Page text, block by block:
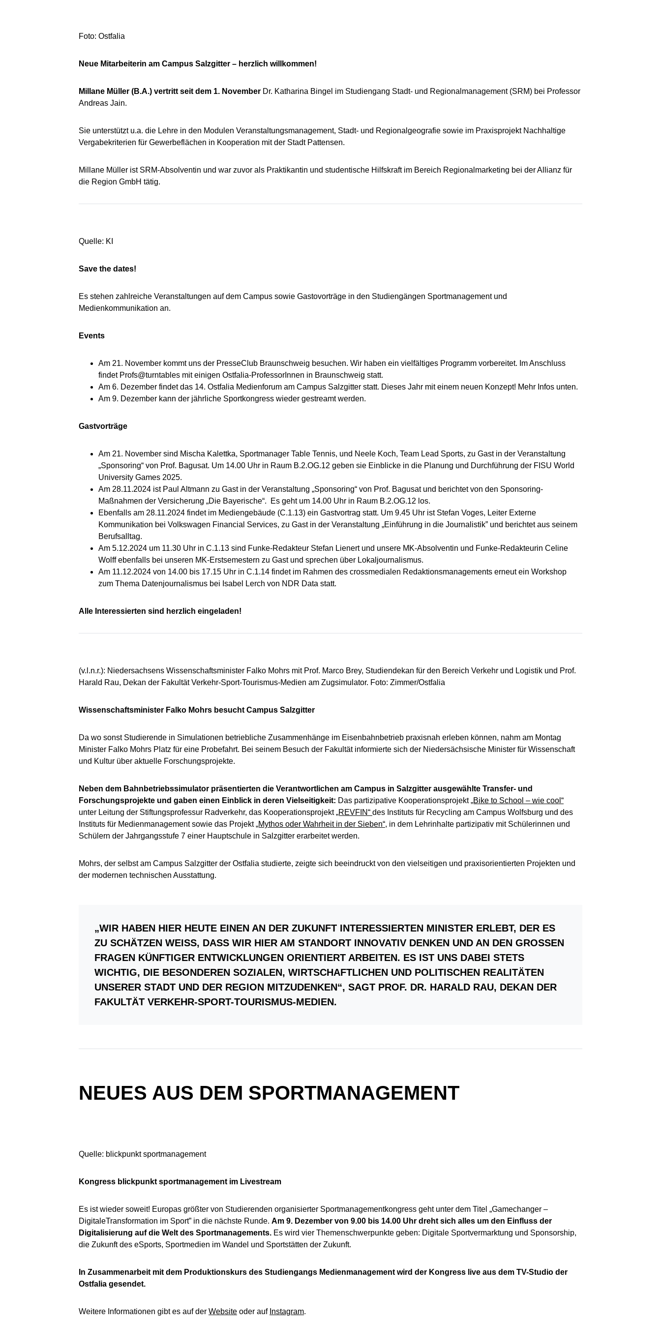
Foto: Ostfalia
Neue Mitarbeiterin am Campus Salzgitter – herzlich willkommen!
Millane Müller (B.A.) vertritt seit dem 1. November Dr. Katharina Bingel im Studiengang Stadt- und Regionalmanagement (SRM) bei Professor
Andreas Jain.
Sie unterstützt u.a. die Lehre in den Modulen Veranstaltungsmanagement, Stadt- und Regionalgeografie sowie im Praxisprojekt Nachhaltige
Vergabekriterien für Gewerbeflächen in Kooperation mit der Stadt Pattensen.
Millane Müller ist SRM-Absolventin und war zuvor als Praktikantin und studentische Hilfskraft im Bereich Regionalmarketing bei der Allianz für
die Region GmbH tätig.
Quelle: KI
Save the dates!
Es stehen zahlreiche Veranstaltungen auf dem Campus sowie Gastovorträge in den Studiengängen Sportmanagement und
Medienkommunikation an.
Events
Am 21. November kommt uns der PresseClub Braunschweig besuchen. Wir haben ein vielfältiges Programm vorbereitet. Im Anschluss
findet Profs@turntables mit einigen Ostfalia-ProfessorInnen in Braunschweig statt.
Am 6. Dezember findet das 14. Ostfalia Medienforum am Campus Salzgitter statt. Dieses Jahr mit einem neuen Konzept! Mehr Infos unten.
Am 9. Dezember kann der jährliche Sportkongress wieder gestreamt werden.
Gastvorträge
Am 21. November sind Mischa Kalettka, Sportmanager Table Tennis, und Neele Koch, Team Lead Sports, zu Gast in der Veranstaltung
„Sponsoring“ von Prof. Bagusat. Um 14.00 Uhr in Raum B.2.OG.12 geben sie Einblicke in die Planung und Durchführung der FISU World
University Games 2025.
Am 28.11.2024 ist Paul Altmann zu Gast in der Veranstaltung „Sponsoring“ von Prof. Bagusat und berichtet von den Sponsoring-
Maßnahmen der Versicherung „Die Bayerische“. Es geht um 14.00 Uhr in Raum B.2.OG.12 los.
Ebenfalls am 28.11.2024 findet im Mediengebäude (C.1.13) ein Gastvortrag statt. Um 9.45 Uhr ist Stefan Voges, Leiter Externe
Kommunikation bei Volkswagen Financial Services, zu Gast in der Veranstaltung „Einführung in die Journalistik” und berichtet aus seinem
Berufsalltag.
Am 5.12.2024 um 11.30 Uhr in C.1.13 sind Funke-Redakteur Stefan Lienert und unsere MK-Absolventin und Funke-Redakteurin Celine
Wolff ebenfalls bei unseren MK-Erstsemestern zu Gast und sprechen über Lokaljournalismus.
Am 11.12.2024 von 14.00 bis 17.15 Uhr in C.1.14 findet im Rahmen des crossmedialen Redaktionsmanagements erneut ein Workshop
zum Thema Datenjournalismus bei Isabel Lerch von NDR Data statt.
Alle Interessierten sind herzlich eingeladen!
(v.l.n.r.): Niedersachsens Wissenschaftsminister Falko Mohrs mit Prof. Marco Brey, Studiendekan für den Bereich Verkehr und Logistik und Prof.
Harald Rau, Dekan der Fakultät Verkehr-Sport-Tourismus-Medien am Zugsimulator. Foto: Zimmer/Ostfalia
Wissenschaftsminister Falko Mohrs besucht Campus Salzgitter
Da wo sonst Studierende in Simulationen betriebliche Zusammenhänge im Eisenbahnbetrieb praxisnah erleben können, nahm am Montag
Minister Falko Mohrs Platz für eine Probefahrt. Bei seinem Besuch der Fakultät informierte sich der Niedersächsische Minister für Wissenschaft
und Kultur über aktuelle Forschungsprojekte.
Neben dem Bahnbetriebssimulator präsentierten die Verantwortlichen am Campus in Salzgitter ausgewählte Transfer- und
Forschungsprojekte und gaben einen Einblick in deren Vielseitigkeit: Das partizipative Kooperationsprojekt„Bike to School – wie cool“
unter Leitung der Stiftungsprofessur Radverkehr, das Kooperationsprojekt„REVFIN“ des Instituts für Recycling am Campus Wolfsburg und des
Instituts für Medienmanagement sowie das Projekt„Mythos oder Wahrheit in der Sieben“, in dem Lehrinhalte partizipativ mit Schülerinnen und
Schülern der Jahrgangsstufe 7 einer Hauptschule in Salzgitter erarbeitet werden.
Mohrs, der selbst am Campus Salzgitter der Ostfalia studierte, zeigte sich beeindruckt von den vielseitigen und praxisorientierten Projekten und
der modernen technischen Ausstattung.
„WIR HABEN HIER HEUTE EINEN AN DER ZUKUNFT INTERESSIERTEN MINISTER ERLEBT, DER ES
ZU SCHÄTZEN WEISS, DASS WIR HIER AM STANDORT INNOVATIV DENKEN UND AN DEN GROSSEN FR
AGEN KÜNFTIGER ENTWICKLUNGEN ORIENTIERT ARBEITEN. ES IST UNS DABEI STETS WI
CHTIG, DIE BESONDEREN SOZIALEN, WIRTSCHAFTLICHEN UND POLITISCHEN REALITÄTEN UN
SERER STADT UND DER REGION MITZUDENKEN“
, SAGT PROF. DR. HARALD RAU, DEKAN DER
FAKULTÄT VERKEHR-SPORT-TOURISMUS-MEDIEN.
NEUES AUS DEM SPORTMANAGEMENT
Quelle: blickpunkt sportmanagement
Kongress blickpunkt sportmanagement im Livestream
Es ist wieder soweit! Europas größter von Studierenden organisierter Sportmanagementkongress geht unter dem Titel „Gamechanger –
DigitaleTransformation im Sport” in die nächste Runde. Am 9. Dezember von 9.00 bis 14.00 Uhr dreht sich alles um den Einfluss der
Digitalisierung auf die Welt des Sportmanagements. Es wird vier Themenschwerpunkte geben: Digitale Sportvermarktung und Sponsorship,
die Zukunft des eSports, Sportmedien im Wandel und Sportstätten der Zukunft.
In Zusammenarbeit mit dem Produktionskurs des Studiengangs Medienmanagement wird der Kongress live aus dem TV-Studio der
Ostfalia gesendet.
Weitere Informationen gibt es auf der Website oder auf Instagram.